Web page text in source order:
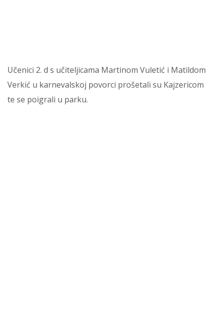
Učenici 2. d s učiteljicama Martinom Vuletić i Matildom
Verkić u karnevalskoj povorci prošetali su Kajzericom
te se poigrali u parku.